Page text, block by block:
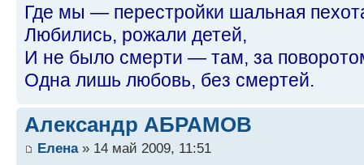
Где мы — перестройки шальная
Любились, рожали детей,
И не было смерти — там, за
Одна лишь любовь, без смертей.
Александр АБРАМОВ
Елена» 14 май 2009, 11:51